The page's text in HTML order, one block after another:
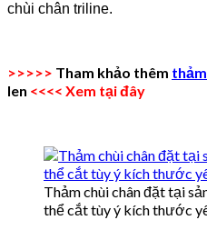
chùi chân triline.
>>>>> Tham khảo thêm
len <<<< Xem tại đây
Thảm chùi chân đặt tại
thể cắt tùy ý kích thước